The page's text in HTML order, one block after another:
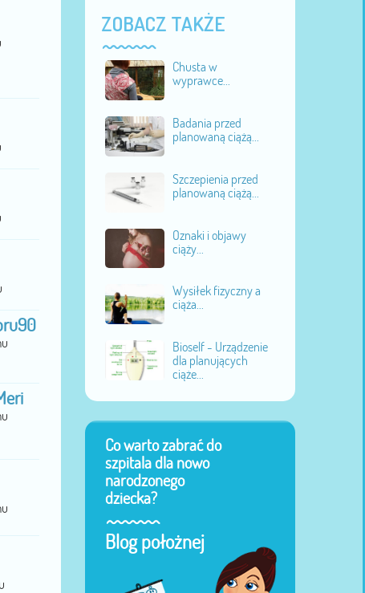
ZOBACZ TAKŻE
Chusta w
wyprawce...
Badania przed
planowaną ciążą...
Szczepienia przed
planowaną ciążą...
Oznaki i objawy
ciąży...
Wysiłek fizyczny a
ciąża...
Bioself - Urządzenie
dla planujących
ciąże...
Co warto zabrać do
szpitala dla nowo
narodzonego
dziecka?
Blog położnej